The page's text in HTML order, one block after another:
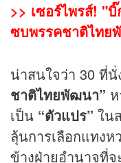
>> เซอร์ไพรส์! "
ซบพรรคชาติไทย
น่าสนใจว่า 30 ที่
ชาติไทยพัฒนา”
เป็น “ตัวแปร” ใน
ลุ้นการเลือกแทงห
ข้างฝ่ายอำนาจที่